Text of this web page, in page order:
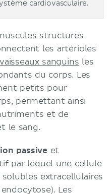
cardiovasculaire.
structures
les artérioles
vaisseaux sanguins les
du corps. Les
petits pour
permettant ainsi
et de
le sang.
passive et
par lequel une cellule
extracellulaires
Les